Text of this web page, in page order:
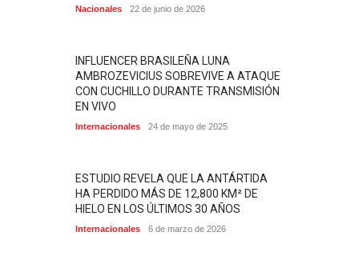
Nacionales 22 de junio de 2026
INFLUENCER BRASILEÑA LUNA
AMBROZEVICIUS SOBREVIVE A ATAQUE
CON CUCHILLO DURANTE TRANSMISIÓN
EN VIVO
Internacionales 24 de mayo de 2025
ESTUDIO REVELA QUE LA ANTÁRTIDA
HA PERDIDO MÁS DE 12,800 KM² DE
HIELO EN LOS ÚLTIMOS 30 AÑOS
Internacionales 6 de marzo de 2026